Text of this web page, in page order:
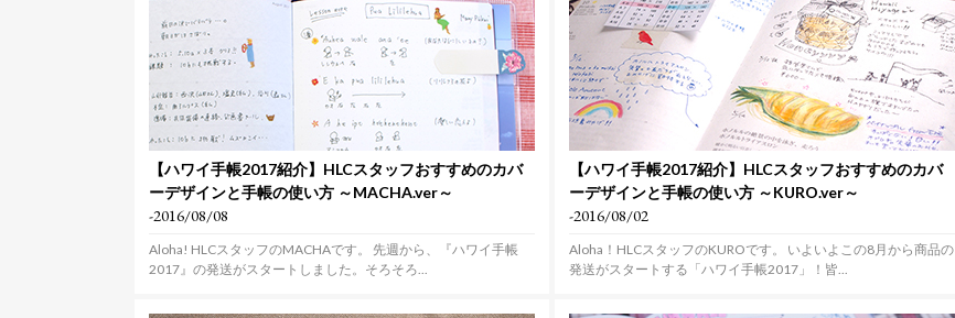
【ハワイ手帳2017紹介】HLCスタッフおすすめのカバ
ーデザインと手帳の使い方 ～MACHA.ver～
-2016/08/08
Aloha! HLCスタッフのMACHAです。 先週から、『ハワイ手帳
2017』の発送がスタートしました。そろそろ...
【ハワイ手帳2017紹介】HLCスタッフおすすめのカバ
ーデザインと手帳の使い方 ～KURO.ver～
-2016/08/02
Aloha！HLCスタッフのKUROです。 いよいよこの8月から商品の
発送がスタートする「ハワイ手帳2017」！皆...